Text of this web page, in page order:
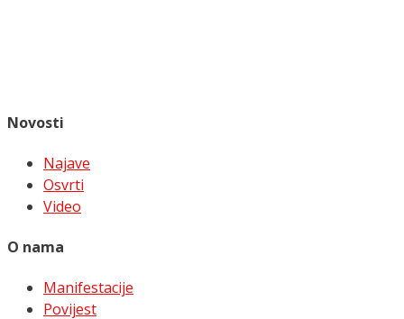
Novosti
Najave
Osvrti
Video
O nama
Manifestacije
Povijest